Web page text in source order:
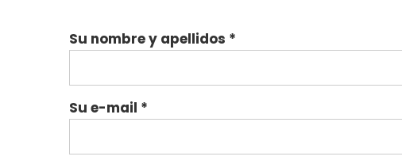
Su nombre y apellidos *
Su e-mail *